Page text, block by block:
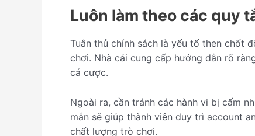
Luôn làm theo các quy
Tuân thủ chính sách là yếu tố then chốt
chơi. Nhà cái cung cấp hướng dẫn rõ
cá cược.
Ngoài ra, cần tránh các hành vi bị cấm
mắn sẽ giúp thành viên duy trì account
chất lượng trò chơi.